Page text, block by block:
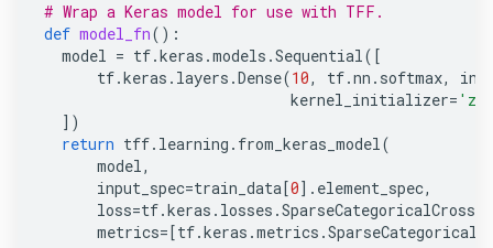
# Wrap a Keras model for use with TFF.
def model_fn():
model = tf.keras .models .Sequential([
tf.keras . layers .Dense(10, tf.nn . softmax,
kernel_initializer=
])
return tff. learning . from_keras_model(
model,
input_spec=train_data[0] . element_spec,
loss=tf.keras . losses .
metrics=[tf.keras .metrics .